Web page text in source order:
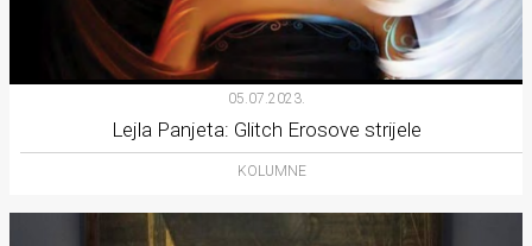
Places
05.07.2023.
Lejla Panjeta: Glitch Erosove strijele
KOLUMNE